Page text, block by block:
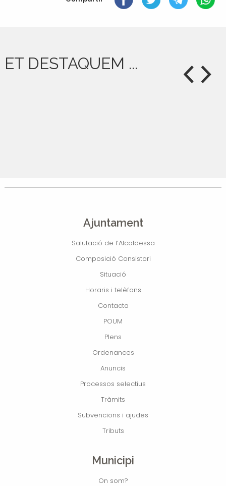
ET DESTAQUEM ...
Ajuntament
Salutació de l’Alcaldessa
Composició Consistori
Situació
Horaris i telèfons
Contacta
POUM
Plens
Ordenances
Anuncis
Processos selectius
Tràmits
Subvencions i ajudes
Tributs
Municipi
On som?